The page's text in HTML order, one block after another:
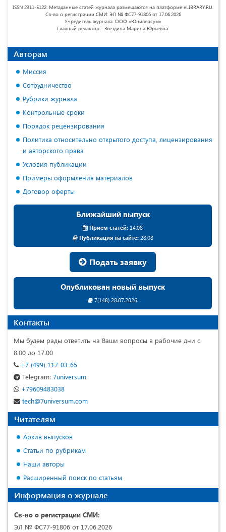
ISSN 2311-5122. Метаданные статей журнала размещаются на платформе eLIBRARY.RU.
Св-во о регистрации СМИ: ЭЛ № ФС77-91806 от 17.06.2026
Учредитель журнала: ООО «Юниверсум»
Главный редактор - Звездина Марина Юрьевна.
Авторам
Миссия
Сотрудничество
Рубрики журнала
Контрольные сроки
Порядок рецензирования
Политика относительно открытого доступа, лицензирования
и авторского права
Условия публикации
Примеры оформления материалов
Договор оферты
Ближайший выпуск
Прием статей: 14.08
Публикация на сайте:28.08
Подать заявку
Опубликован новый выпуск
7(148) 28.07.2026.
Контакты
Мы будем рады ответить на Ваши вопросы в рабочие дни с
8.00 до 17.00
+7 (499) 117-03-65
Telegram: 7universum
+79609483038
tech@7universum.com
Читателям
Архив выпусков
Статьи по рубрикам
Наши авторы
Расширенный поиск по статьям
Информация о журнале
Св-во о регистрации СМИ:
ЭЛ № ФС77-91806 от 17.06.2026